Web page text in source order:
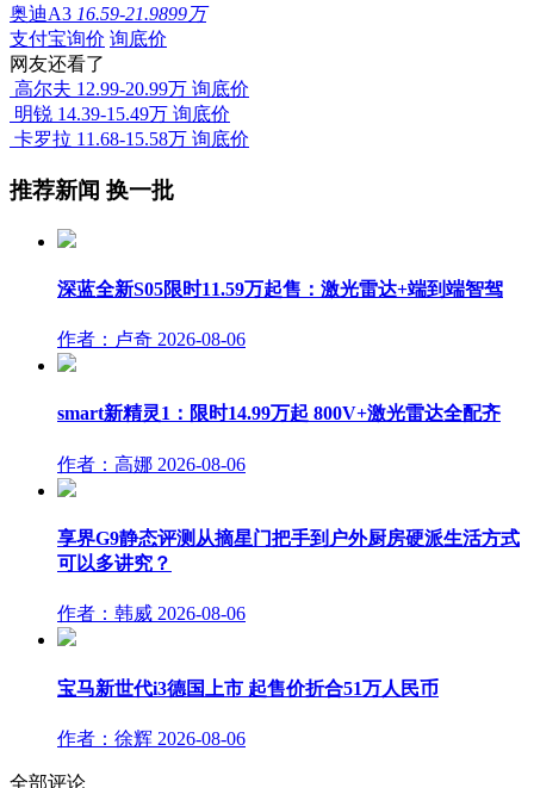
奥迪A3 16.59-21.9899万
支付宝询价 询底价
网友还看了
高尔夫 12.99-20.99万 询底价
明锐 14.39-15.49万 询底价
卡罗拉 11.68-15.58万 询底价
推荐新闻 换一批
深蓝全新S05限时11.59万起售：激光雷达+端到端智驾
作者：卢奇 2026-08-06
smart新精灵1：限时14.99万起 800V+激光雷达全配齐
作者：高娜 2026-08-06
享界G9静态评测从摘星门把手到户外厨房硬派生活方式
可以多讲究？
作者：韩威 2026-08-06
宝马新世代i3德国上市 起售价折合51万人民币
作者：徐辉 2026-08-06
全部评论